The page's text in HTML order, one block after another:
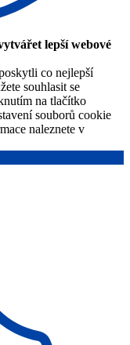
lepší webové
co nejlepší
souhlasit se
na tlačítko
souborů cookie
naleznete v